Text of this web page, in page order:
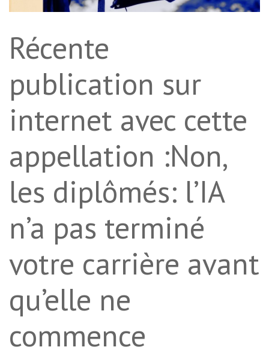
Récente
publication sur
internet avec cette
appellation :Non,
les diplômés: l’IA
n’a pas terminé
votre carrière avant
qu’elle ne
commence